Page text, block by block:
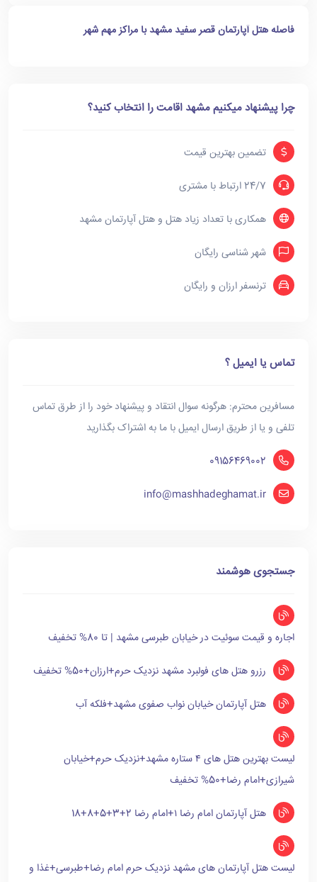
فاصله هتل آپارتمان قصر سفید مشهد با مراکز مهم شهر
چرا پیشنهاد میکنیم مشهد اقامت را انتخاب کنید؟
تضمین بهترین قیمت
24/7 ارتباط با مشتری
همکاری با تعداد زیاد هتل و هتل آپارتمان مشهد
شهر شناسی رایگان
ترنسفر ارزان و رایگان
تماس یا ایمیل ؟
مسافرین محترم: هرگونه سوال انتقاد و پیشنهاد خود را از طرق تماس
تلفی و یا از طریق ارسال ایمیل با ما به اشتراک بگذارید
09156469002
info@mashhadeghamat.ir
جستجوی هوشمند
اجاره و قیمت سوئیت در خیابان طبرسی مشهد | تا 80% تخفیف
رزرو هتل های فولبرد مشهد نزدیک حرم+ارزان+50% تخفیف
هتل آپارتمان خیابان نواب صفوی مشهد+فلکه آب
لیست بهترین هتل های ۴ ستاره مشهد+نزدیک حرم+خیابان
شیرازی+امام رضا+50% تخفیف
هتل آپارتمان امام رضا ۱+امام رضا 2+3+5+8+18
لیست هتل آپارتمان های مشهد نزدیک حرم امام رضا+طبرسی+غذا و